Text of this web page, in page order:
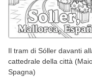
Il tram di Sóller davanti
cattedrale della città
Spagna)